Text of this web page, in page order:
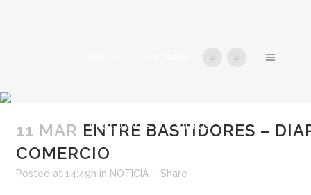
PROGRAMAS VÍDEOS
11 MAR ENTRE BASTIDORES –
COMERCIO
Posted at 14:49h in NOTICIA Share